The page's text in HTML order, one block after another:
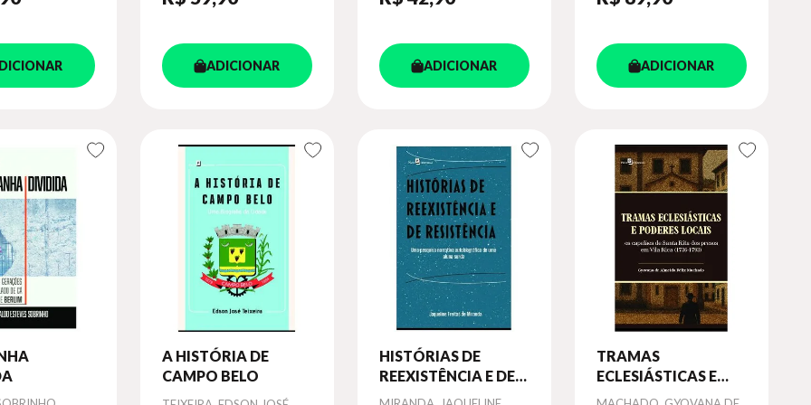
ADICIONAR ADICIONAR ADICIONAR
A HISTÓRIA DE
CAMPO BELO
HISTÓRIAS DE
REEXISTÊNCIA E DE
RESISTÊNCIA
TRAMAS
ECLESIÁSTICAS E
PODERES LOCAIS